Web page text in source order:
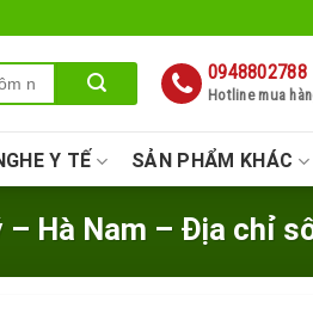
0948802788
Hotline mua
Y TẾ SẢN PHẨM KHÁC
– Hà Nam – Địa chỉ